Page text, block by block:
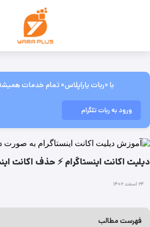
با «ربات یاراپلاس» تمام خدمات
ورود به ربات تلگرام
دیلیت اکانت اینستاگرام ⚡ حذف اکانت
۲۴ اسفند ۱۴۰۲
فهرست مطالب